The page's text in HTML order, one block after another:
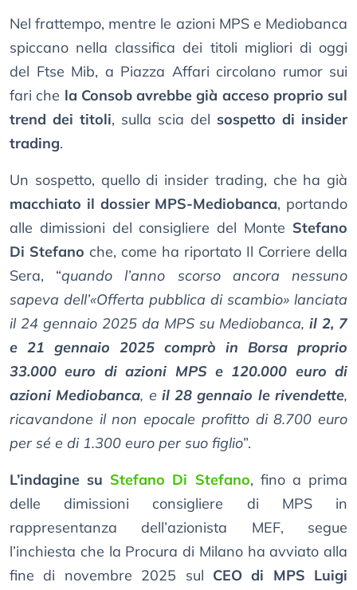
Nel frattempo, mentre le azioni MPS e Mediobanca
spiccano nella classifica dei titoli migliori di oggi
del Ftse Mib, a Piazza Affari circolano rumor sui
fari che la Consob avrebbe già acceso proprio sul
trend dei titoli, sulla scia del sospetto di insider
trading.
Un sospetto, quello di insider trading, che ha già
macchiato il dossier MPS-Mediobanca, portando
alle dimissioni del consigliere del Monte Stefano
Di Stefano che, come ha riportato Il Corriere della
Sera, “quando l’anno scorso ancora nessuno
sapeva dell’«Offerta pubblica di scambio» lanciata
il 24 gennaio 2025 da MPS su Mediobanca, il 2, 7
e 21 gennaio 2025 comprò in Borsa proprio
33.000 euro di azioni MPS e 120.000 euro di
azioni Mediobanca, e il 28 gennaio le rivendette,
ricavandone il non epocale profitto di 8.700 euro
per sé e di 1.300 euro per suo figlio”.
L’indagine su Stefano Di Stefano, fino a prima
delle dimissioni consigliere di MPS in
rappresentanza dell’azionista MEF, segue
l’inchiesta che la Procura di Milano ha avviato alla
fine di novembre 2025 sul CEO di MPS Luigi